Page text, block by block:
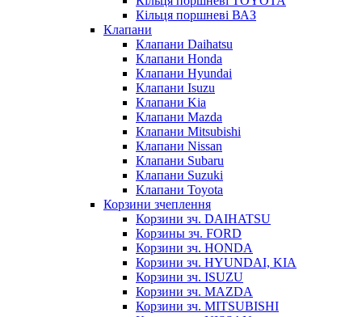
Кільця поршневі ВАЗ
Клапани
Клапани Daihatsu
Клапани Honda
Клапани Hyundai
Клапани Isuzu
Клапани Kia
Клапани Mazda
Клапани Mitsubishi
Клапани Nissan
Клапани Subaru
Клапани Suzuki
Клапани Toyota
Корзини зчеплення
Корзини зч. DAIHATSU
Корзины зч. FORD
Корзини зч. HONDA
Корзини зч. HYUNDAI, KIA
Корзини зч. ISUZU
Корзини зч. MAZDA
Корзини зч. MITSUBISHI